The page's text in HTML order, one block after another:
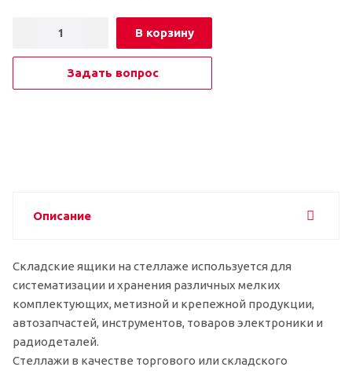
В корзину
Задать вопрос
Описание
Складские ящики на стеллаже используется для
систематизации и хранения различных мелких
комплектующих, метизной и крепежной продукции,
автозапчастей, инструментов, товаров электроники и
радиодеталей.
Стеллажи в качестве торгового или складского